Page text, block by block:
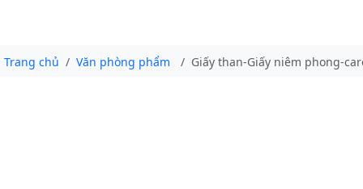
Trang chủ Văn phòng phẩm Giấy than-Giấy niêm phong-